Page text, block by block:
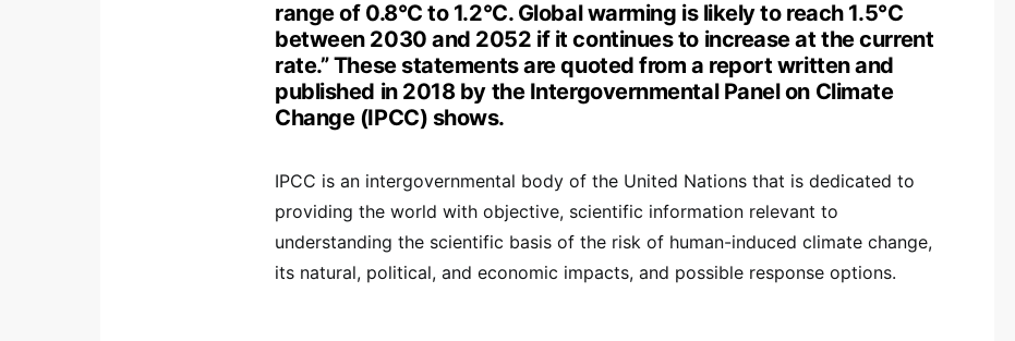
range of 0.8°C to 1.2°C. Global warming is likely to reach 1.5°C
between 2030 and 2052 if it continues to increase at the current
rate.” These statements are quoted from a report written and
published in 2018 by the Intergovernmental Panel on Climate
Change (IPCC) shows.
IPCC is an intergovernmental body of the United Nations that is dedicated to
providing the world with objective, scientific information relevant to
understanding the scientific basis of the risk of human-induced climate change,
its natural, political, and economic impacts, and possible response options.